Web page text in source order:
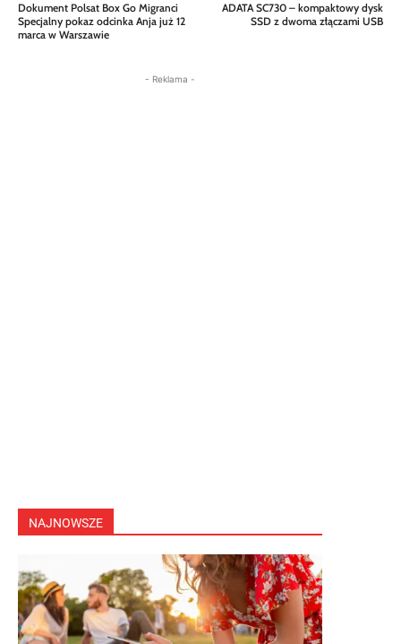
Dokument Polsat Box Go Migranci
Specjalny pokaz odcinka Anja już 12
marca w Warszawie
ADATA SC730 – kompaktowy dysk
SSD z dwoma złączami USB
- Reklama -
NAJNOWSZE